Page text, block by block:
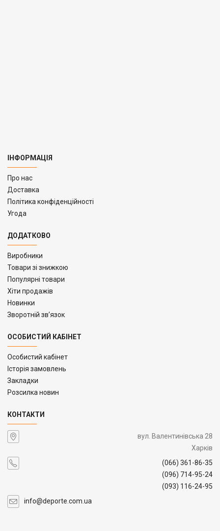
ІНФОРМАЦІЯ
Про нас
Доставка
Політика конфіденційності
Угода
ДОДАТКОВО
Виробники
Товари зі знижкою
Популярні товари
Хіти продажів
Новинки
Зворотній зв’язок
ОСОБИСТИЙ КАБІНЕТ
Особистий кабінет
Історія замовлень
Закладки
Розсилка новин
КОНТАКТИ
вул. Валентинівська 28
Харків
(066) 361-86-35
(096) 714-95-24
(093) 116-24-95
info@deporte.com.ua